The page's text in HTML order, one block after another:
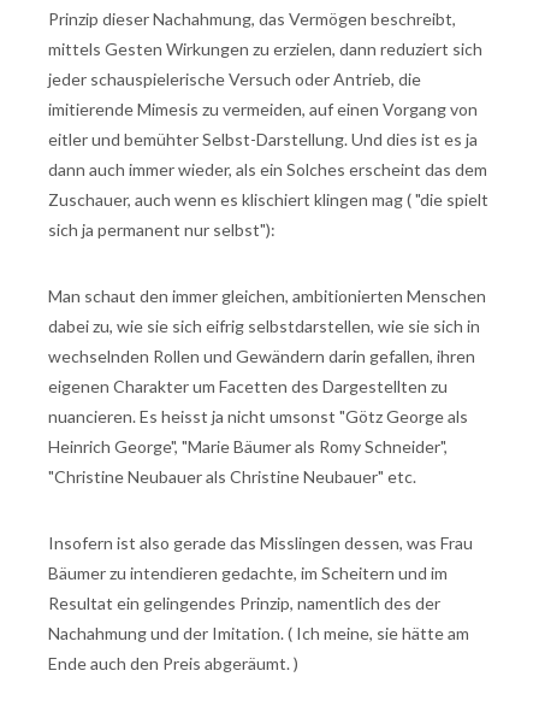
Prinzip dieser Nachahmung, das Vermögen beschreibt,
mittels Gesten Wirkungen zu erzielen, dann reduziert sich
jeder schauspielerische Versuch oder Antrieb, die
imitierende Mimesis zu vermeiden, auf einen Vorgang von
eitler und bemühter Selbst-Darstellung. Und dies ist es ja
dann auch immer wieder, als ein Solches erscheint das dem
Zuschauer, auch wenn es klischiert klingen mag ( "die spielt
sich ja permanent nur selbst"):
Man schaut den immer gleichen, ambitionierten Menschen
dabei zu, wie sie sich eifrig selbstdarstellen, wie sie sich in
wechselnden Rollen und Gewändern darin gefallen, ihren
eigenen Charakter um Facetten des Dargestellten zu
nuancieren. Es heisst ja nicht umsonst "Götz George als
Heinrich George", "Marie Bäumer als Romy Schneider",
"Christine Neubauer als Christine Neubauer" etc.
Insofern ist also gerade das Misslingen dessen, was Frau
Bäumer zu intendieren gedachte, im Scheitern und im
Resultat ein gelingendes Prinzip, namentlich des der
Nachahmung und der Imitation. ( Ich meine, sie hätte am
Ende auch den Preis abgeräumt. )